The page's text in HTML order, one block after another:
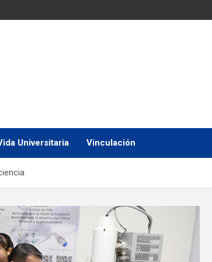
Universitaria Vinculación